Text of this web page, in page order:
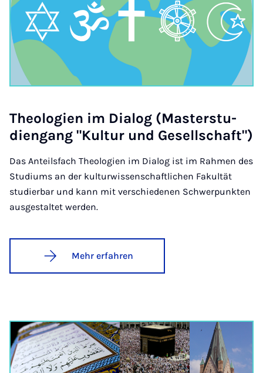
Theo­lo­gi­en im Di­a­log (Mas­ter­stu­
dien­gang "Kul­tur und Ge­sell­schaft")
Das Anteilsfach Theologien im Dialog ist im Rahmen des
Studiums an der kulturwissenschaftlichen Fakultät
studierbar und kann mit verschiedenen Schwerpunkten
ausgestaltet werden.
Mehr erfahren